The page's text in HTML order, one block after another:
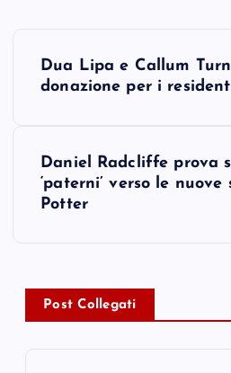
v
Dua Lipa e Callum
donazione per i
Daniel Radcliffe prova
‘paterni’ verso le
Potter
Post Collegati